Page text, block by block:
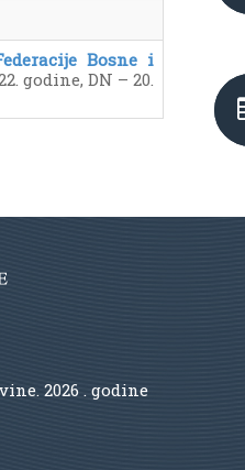
Bosne i
godine, DN – 20.
2026 . godine